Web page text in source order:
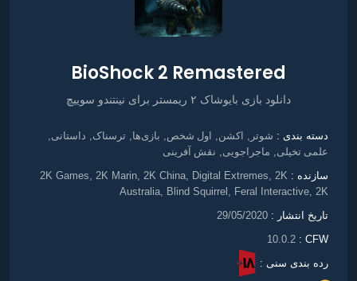
BioShock 2 Remastered
دانلود بازی بایوشاک ۲ ریمستر برای نینتندو سوییچ
دسته بندی : شوتر اکشن اول شخص بازی‌ها ترسناک داستانی
علمی تخیلی ماجراجویی نقش آفرینی
سازنده : 2K Games, 2K Marin, 2K China, Digital Extremes, 2K
Australia, Blind Squirrel, Feral Interactive, 2K
تاریخ انتشار : 29/05/2020
CFW :
10.0.2
رده بندی سنی :